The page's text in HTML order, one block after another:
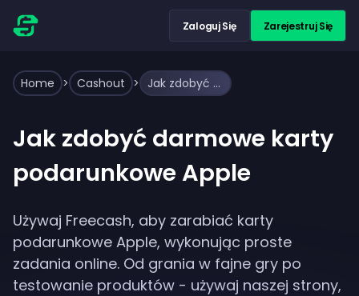
Zaloguj Się Zarejestruj Się
Home > Cashout > Jak zdobyć darmowe karty podarunkowe Apple
Jak zdobyć darmowe karty
podarunkowe Apple
Używaj Freecash, aby zarabiać karty
podarunkowe Apple, wykonując proste
zadania online. Od grania w fajne gry po
testowanie produktów - używaj naszej strony,